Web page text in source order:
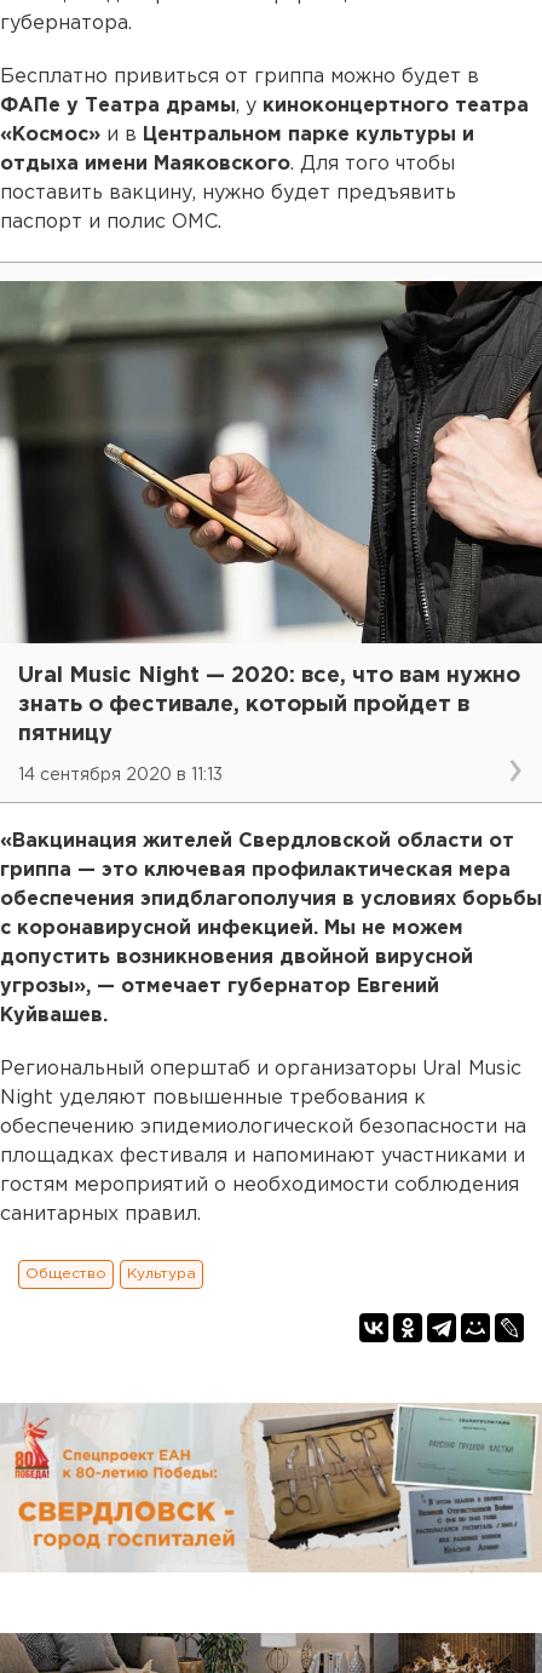
губернатора.
Бесплатно привиться от гриппа можно будет в
ФАПе у Театра драмы, у киноконцертного театра
«Космос» и в Центральном парке культуры и
отдыха имени Маяковского. Для того чтобы
поставить вакцину, нужно будет предъявить
паспорт и полис ОМС.
Ural Music Night — 2020: все, что вам нужно
знать о фестивале, который пройдет в
пятницу
14 сентября 2020 в 11:13
«Вакцинация жителей Свердловской области от
гриппа — это ключевая профилактическая мера
обеспечения эпидблагополучия в условиях борьбы
с коронавирусной инфекцией. Мы не можем
допустить возникновения двойной вирусной
угрозы», — отмечает губернатор Евгений
Куйвашев.
Региональный оперштаб и организаторы Ural Music
Night уделяют повышенные требования к
обеспечению эпидемиологической безопасности на
площадках фестиваля и напоминают участниками и
гостям мероприятий о необходимости соблюдения
санитарных правил.
Общество Культура